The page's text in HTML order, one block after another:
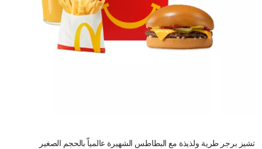
تشيز برجر طرية ولذيذة مع البطاطس الشهيرة عالمياّ بالحجم الصغير